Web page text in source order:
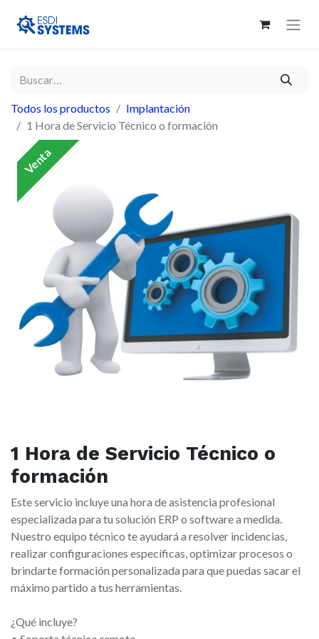
Todos los productos
Implantación
1 Hora de Servicio Técnico o formación
Venta
1 Hora de Servicio Técnico o
formación
Este servicio incluye una hora de asistencia profesional
especializada para tu solución ERP o software a medida.
Nuestro equipo técnico te ayudará a resolver incidencias,
realizar configuraciones específicas, optimizar procesos o
brindarte formación personalizada para que puedas sacar el
máximo partido a tus herramientas.
¿Qué incluye?